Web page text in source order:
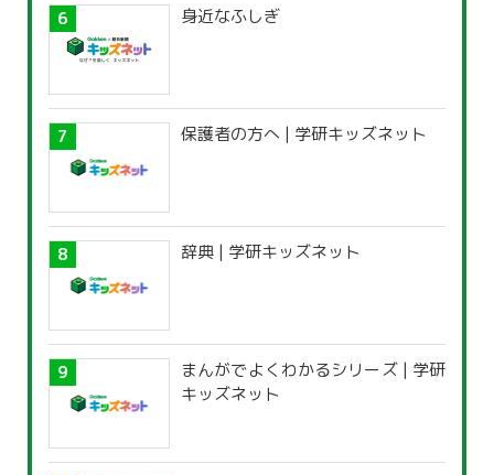
身近なふしぎ
保護者の方へ | 学研キッズネット
辞典 | 学研キッズネット
まんがでよくわかるシリーズ | 学研
キッズネット